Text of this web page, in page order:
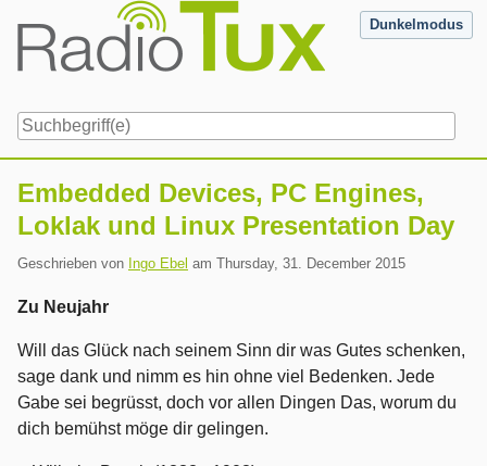
content
Dunkelmodus
Embedded Devices, PC Engines,
Loklak und Linux Presentation Day
Geschrieben von Ingo Ebel am Thursday, 31. December 2015
Zu Neujahr
Will das Glück nach seinem Sinn dir was Gutes schenken,
sage dank und nimm es hin ohne viel Bedenken. Jede
Gabe sei begrüsst, doch vor allen Dingen Das, worum du
dich bemühst möge dir gelingen.